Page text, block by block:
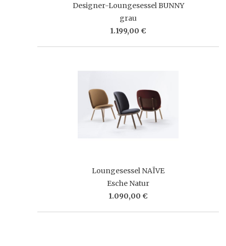
Designer-Loungesessel BUNNY
grau
1.199,00 €
Loungesessel NAÏVE
Esche Natur
1.090,00 €